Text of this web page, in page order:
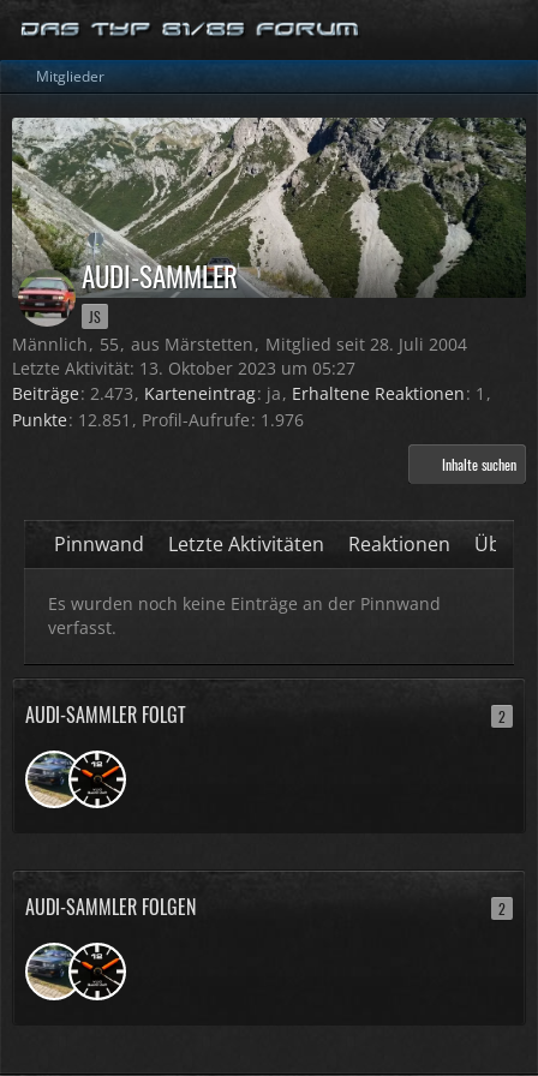
Mitglieder
AUDI-SAMMLER
JS
Männlich 55 aus Märstetten
Mitglied seit 28. Juli 2004
Letzte Aktivität: 13. Oktober 2023 um 05:27
Beiträge 2.473 Karteneintrag ja Erhaltene Reaktionen 1
Punkte 12.851 Profil-Aufrufe 1.976
Inhalte suchen
Pinnwand Letzte Aktivitäten Reaktionen Über
Es wurden noch keine Einträge an der Pinnwand
verfasst.
AUDI-SAMMLER FOLGT 2
AUDI-SAMMLER FOLGEN 2